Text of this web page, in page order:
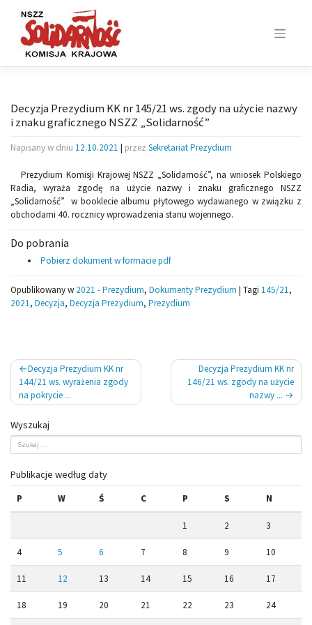
content
Decyzja Prezydium KK nr 145/21 ws. zgody na użycie nazwy
i znaku graficznego NSZZ „Solidarność”
Napisany w dniu 12.10.2021 | przez Sekretariat Prezydium
Prezydium Komisji Krajowej NSZZ „Solidarność”, na wniosek Polskiego
Radia, wyraża zgodę na użycie nazwy i znaku graficznego NSZZ
„Solidarność” w booklecie albumu płytowego wydawanego w związku z
obchodami 40. rocznicy wprowadzenia stanu wojennego.
Do pobrania
Pobierz dokument w formacie pdf
Opublikowany w 2021 - Prezydium, Dokumenty Prezydium | Tagi 145/21,
2021, Decyzja, Decyzja Prezydium, Prezydium
Nawigacja
wpisu
Decyzja Prezydium KK nr
144/21 ws. wyrażenia zgody
na pokrycie ...
Decyzja Prezydium KK nr
146/21 ws. zgody na użycie
nazwy ...
Wyszukaj
Publikacje według daty
P W Ś C P S N
1 2 3
4 5 6 7 8 9 10
11 12 13 14 15 16 17
18 19 20 21 22 23 24